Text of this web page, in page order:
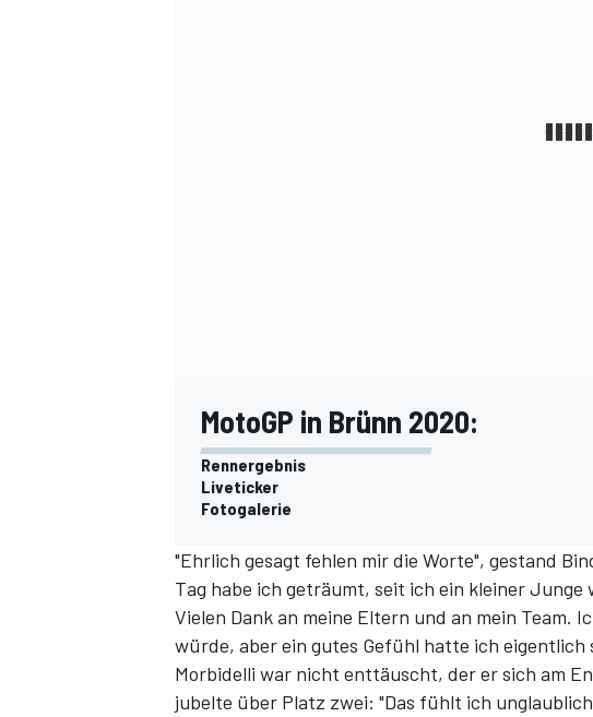
MotoGP in Brünn 2020:
Rennergebnis
Liveticker
Fotogalerie
"Ehrlich gesagt fehlen mir die Worte", gestand
Tag habe ich geträumt, seit ich ein kleiner
Vielen Dank an meine Eltern und an mein Team.
würde, aber ein gutes Gefühl hatte ich eigentlich
Morbidelli war nicht enttäuscht, der er sich am
jubelte über Platz zwei: "Das fühlt ich